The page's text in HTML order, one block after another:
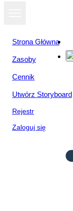
Strona Główna
Zasoby
Cennik
Utwórz Storyboard
Rejestr
Zaloguj się